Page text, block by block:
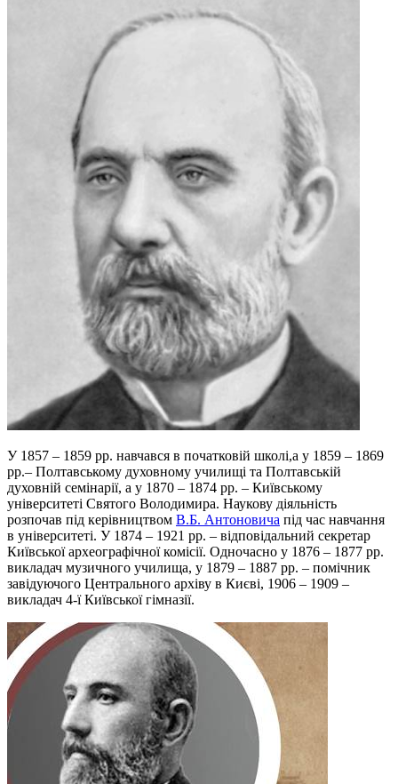
У 1857 – 1859 рр. навчався в початковій школі,а у 1859 – 1869
рр.– Полтавському духовному училищі та Полтавській
духовній семінарії, а у 1870 – 1874 рр. – Київському
університеті Святого Володимира. Наукову діяльність
розпочав під керівництвом В.Б. Антоновича під час навчання
в університеті. У 1874 – 1921 рр. – відповідальний секретар
Київської археографічної комісії. Одночасно у 1876 – 1877 рр.
викладач музичного училища, у 1879 – 1887 рр. – помічник
завідуючого Центрального архіву в Києві, 1906 – 1909 –
викладач 4-ї Київської гімназії.